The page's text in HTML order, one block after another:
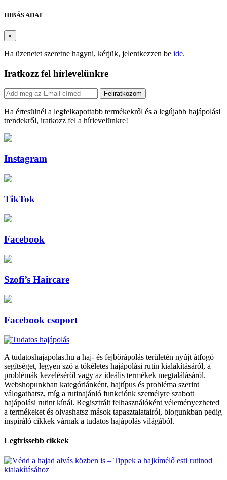
HIBÁS ADAT
×
Ha üzenetet szeretne hagyni, kérjük, jelentkezzen be ide.
Iratkozz fel hírlevelünkre
Feliratkozom
Ha értesülnél a legfelkapottabb termékekről és a legújabb hajápolási
trendekről, iratkozz fel a hírlevelünkre!
Instagram
TikTok
Facebook
Szofi’s Haircare
Facebook csoport
A tudatoshajapolas.hu a haj- és fejbőrápolás területén nyújt átfogó
segítséget, legyen szó a tökéletes hajápolási rutin kialakításáról, a
problémák kezeléséről vagy az ideális termékek megtalálásáról.
Webshopunkban kategóriánként, hajtípus és probléma szerint
válogathatsz, míg a rutinajánló funkciónk személyre szabott
hajápolási rutint kínál. Regisztrált felhasználóként véleményezheted
a termékeket és olvashatsz mások tapasztalatairól, blogunkban pedig
inspiráló cikkek várnak a tudatos hajápolás világából.
Legfrissebb cikkek